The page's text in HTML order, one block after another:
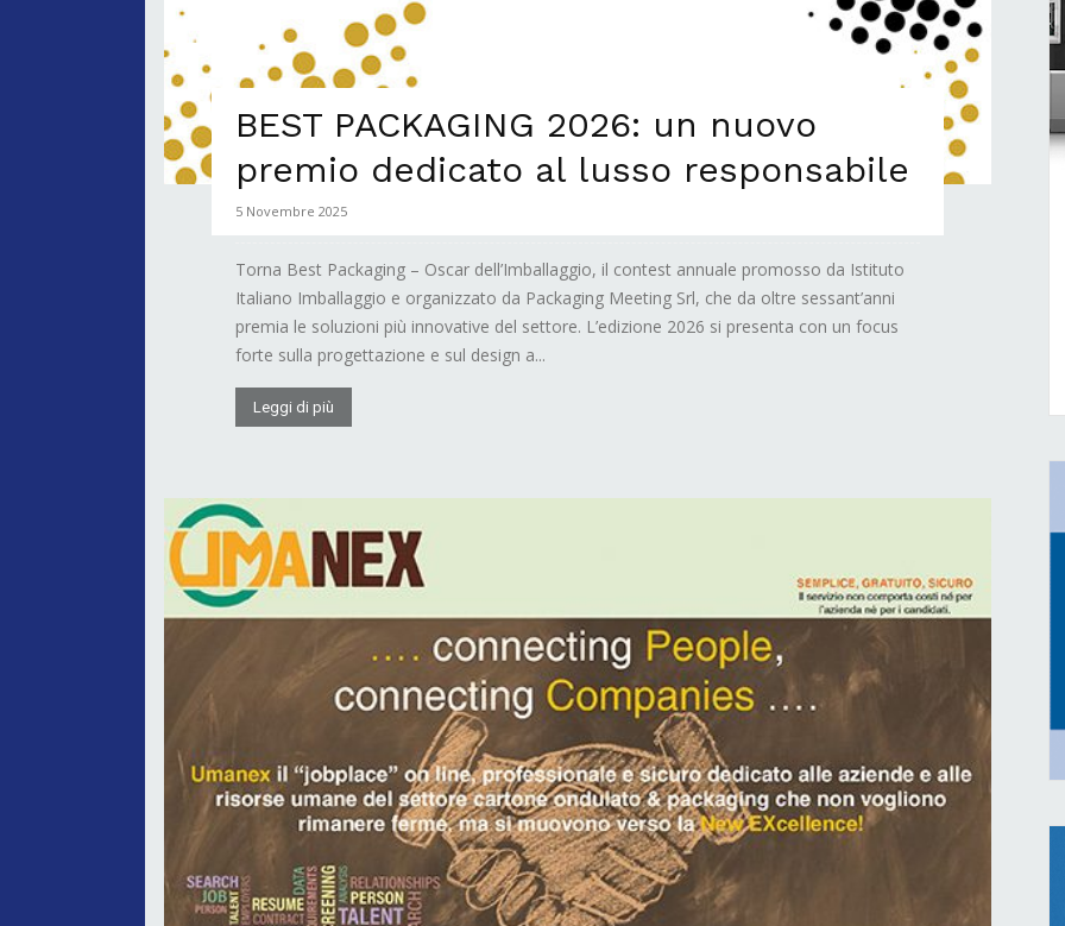
BEST PACKAGING 2026: un nuovo
premio dedicato al lusso responsabile
5 Novembre 2025
Torna Best Packaging – Oscar dell’Imballaggio, il contest annuale promosso da Istituto
Italiano Imballaggio e organizzato da Packaging Meeting Srl, che da oltre sessant’anni
premia le soluzioni più innovative del settore. L’edizione 2026 si presenta con un focus
forte sulla progettazione e sul design a...
Leggi di più